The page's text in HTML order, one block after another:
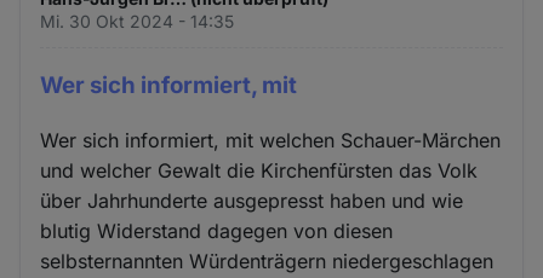
Mi. 30 Okt 2024 - 14:35
Wer sich informiert, mit
Wer sich informiert, mit welchen Schauer-Märchen
und welcher Gewalt die Kirchenfürsten das Volk
über Jahrhunderte ausgepresst haben und wie
blutig Widerstand dagegen von diesen
selbsternannten Würdenträgern niedergeschlagen